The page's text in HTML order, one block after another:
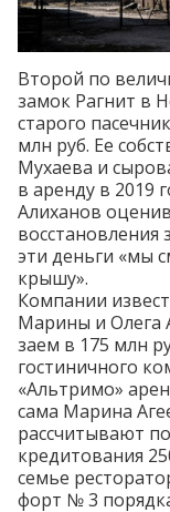
Второй по
замок Рагнит в
старого
млн руб. Ее
Мухаева и
в аренду в 2019
Алиханов
восстановления
эти деньги «мы
крышу».
Компании
Марины и Олега
заем в 175 млн
гостиничного
«Альтримо»
сама Марина
рассчитывают
кредитования
семье
форт № 3